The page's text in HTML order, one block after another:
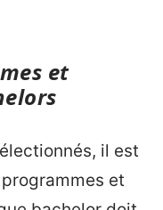
et
il est
et